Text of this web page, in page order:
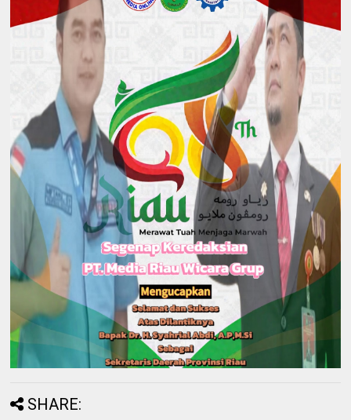
SHARE: